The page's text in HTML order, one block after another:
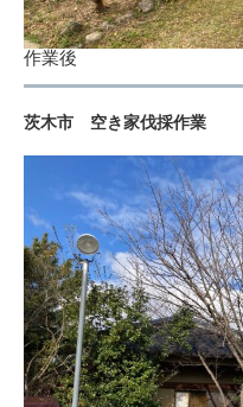
作業後
茨木市 空き家伐採作業